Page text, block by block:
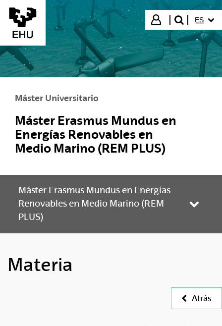
Saltar al contenido principal
Iniciar sesión
buscar"
ES
Máster Universitario
Máster Erasmus Mundus en
Energías Renovables en
Medio Marino (REM PLUS)
Máster Erasmus Mundus en Energías
Renovables en Medio Marino (REM
PLUS)
Materia
Atrás